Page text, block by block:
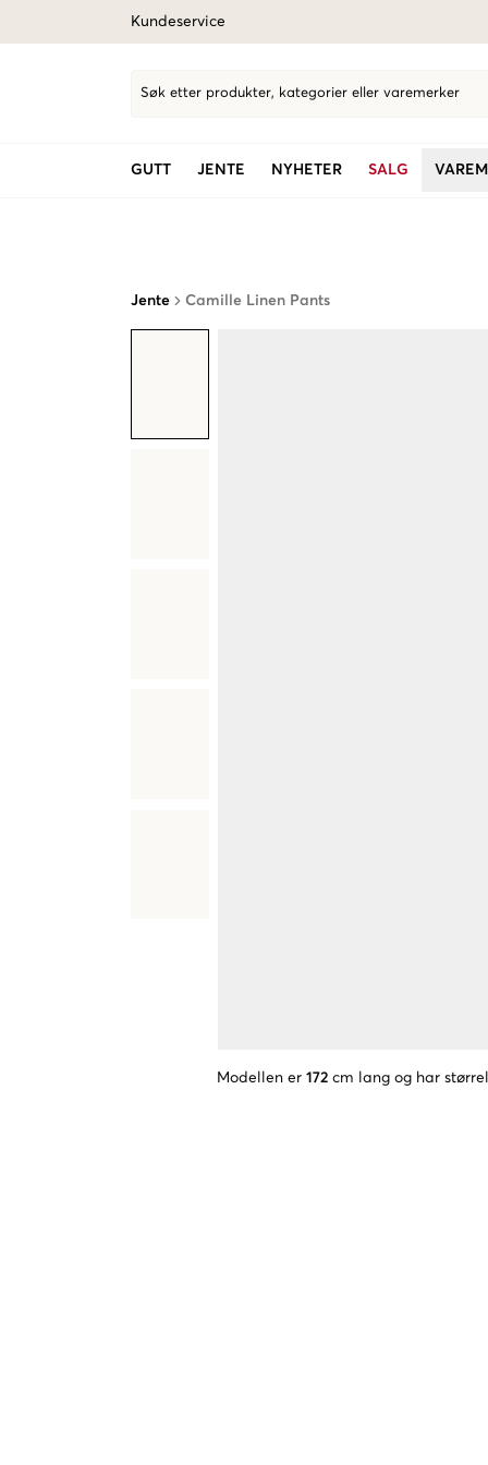
Kundeservice
Søk etter produkter, kategorier eller varemerker
GUTT JENTE NYHETER SALG
Jente Camille Linen Pants
Modellen er 172 cm lang og har